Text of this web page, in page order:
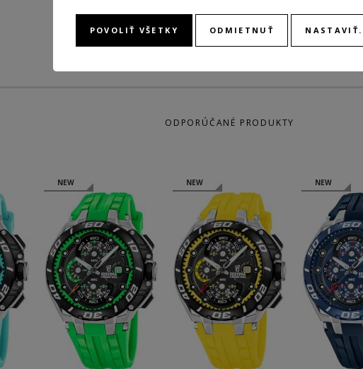
ODPORÚČANÉ PRODUKTY
NEW NEW NEW
POVOLIŤ VŠETKY ODMIETNUŤ